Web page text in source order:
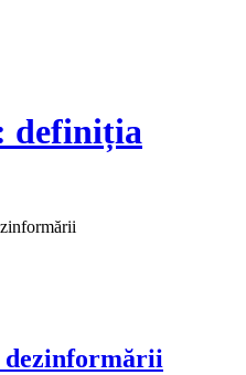
definiția
dezinformării